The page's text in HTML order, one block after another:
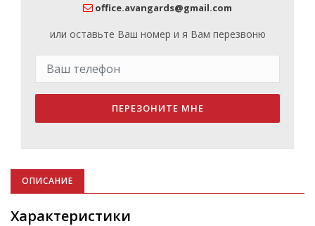
office.avangards@gmail.com
или оставьте Ваш номер и я Вам перезвоню
ПЕРЕЗОНИТЕ МНЕ
ОПИСАНИЕ
Характеристики